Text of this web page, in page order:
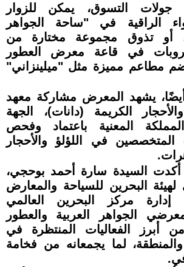
جولات التسوق، يمكن للزوار
الراقية في "ساحة الجواهر
أو تذوق مجموعة مختارة من
في قاعة معرض العطور
تضم مطاعم مميزة مثل "ميلينزاني"
يشهد المعرض مشاركة معهد
الكريمة (دانات)، الجهة
المعنية باعتماد وفحص
في اللؤلؤ والأحجار
أكدت السيدة سارة أحمد بوحجي،
لهيئة البحرين للسياحة والمعارض
مركز البحرين العالمي
الجواهر العربية والعطور
من أبرز الفعاليات المنتظرة في
لما يجمعانه من فخامة